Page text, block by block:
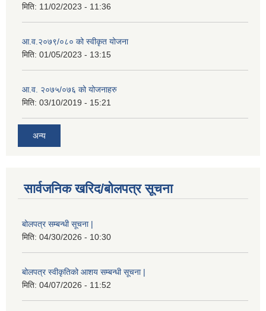
मिति: 11/02/2023 - 11:36
आ.व.२०७९/०८० को स्वीकृत योजना
मिति: 01/05/2023 - 13:15
आ.व. २०७५/०७६ को योजनाहरु
मिति: 03/10/2019 - 15:21
अन्य
सार्वजनिक खरिद/बोलपत्र सूचना
बोलपत्र सम्बन्धी सूचना |
मिति: 04/30/2026 - 10:30
बोलपत्र स्वीकृतिको आशय सम्बन्धी सूचना |
मिति: 04/07/2026 - 11:52